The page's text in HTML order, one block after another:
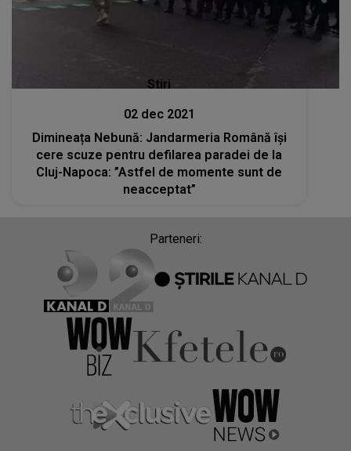
Stiri
02 dec 2021
Dimineața Nebună: Jandarmeria Română își
cere scuze pentru defilarea paradei de la
Cluj-Napoca: ”Astfel de momente sunt de
neacceptat”
Parteneri: